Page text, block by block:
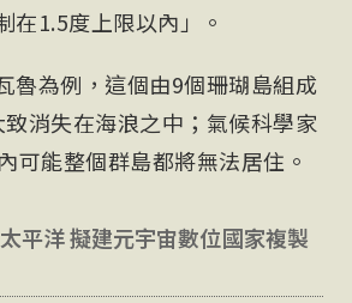
在1.5度上限以內」。
魯為例，這個由9個珊瑚島組成
消失在海浪之中；氣候科學家
可能整個群島都將無法居住。
平洋 擬建元宇宙數位國家複製